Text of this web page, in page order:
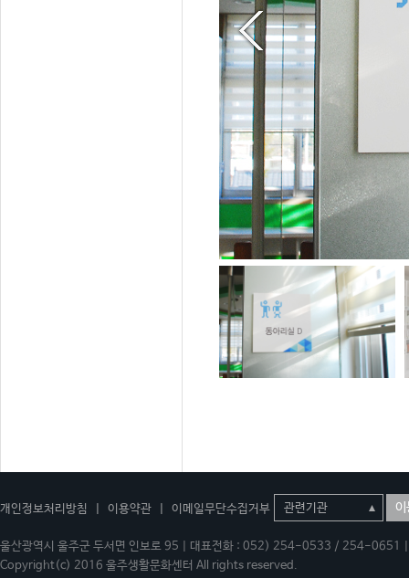
개인정보처리방침 이용약관 이메일무단수집거부 이
울산광역시 울주군 두서면 인보로 95 | 대표전화 : 052) 254-0533 / 254-
Copyright(c) 2016 울주생활문화센터 All rights reserved.